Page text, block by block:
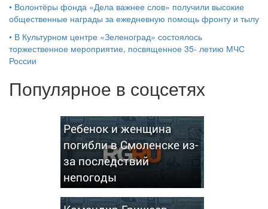
• Волонтёры фонда «Дела важнее слов» получили высокие
общественные награды за ежедневную помощь фронту и тылу
• В Культурном центре «Зеленоград» состоялось
торжественное мероприятие, посвященное 35- летию МЧС
России
Популярное в соцсетях
Ребенок и женщина
погибли в Смоленске из-
за последствий
непогоды